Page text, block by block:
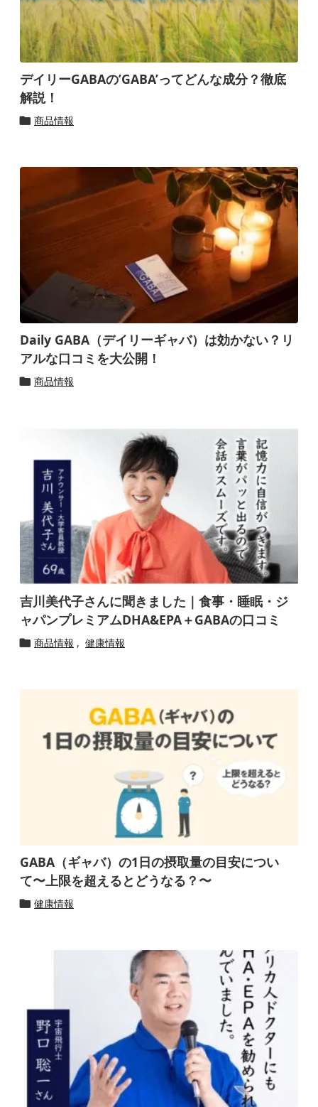
デイリーGABAの’GABA’ってどんな成分？徹底
解説！
 商品情報
Daily GABA（デイリーギャバ）は効かない？リ
アルな口コミを大公開！
 商品情報
吉川美代子さんに聞きました｜食事・睡眠・ジ
ャパンプレミアムDHA&EPA＋GABAの口コミ
 商品情報 , 健康情報
GABA（ギャバ）の1日の摂取量の目安につい
て〜上限を超えるとどうなる？〜
 健康情報